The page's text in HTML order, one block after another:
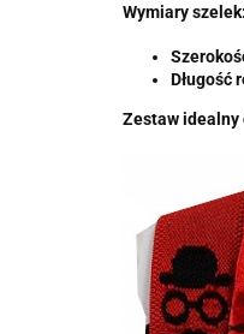
Wymiary szelek:
Długość
Zestaw idealny